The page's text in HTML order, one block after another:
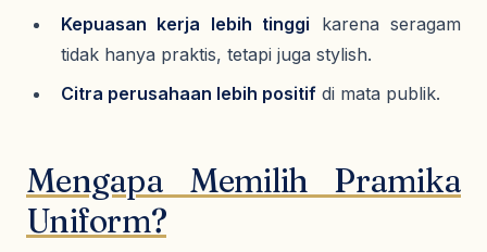
Kepuasan kerja lebih tinggi karena seragam
tidak hanya praktis, tetapi juga stylish.
Citra perusahaan lebih positif di mata publik.
Mengapa Memilih Pramika
Uniform?